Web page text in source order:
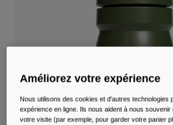
Ceintures et sacoches
Sacoches Vélo
Réservoirs
Améliorez votre expérience
Nous utilisons des cookies et d'autres technologies
expérience en ligne. Ils nous aident à nous
votre visite (par exemple, pour garder votre panier